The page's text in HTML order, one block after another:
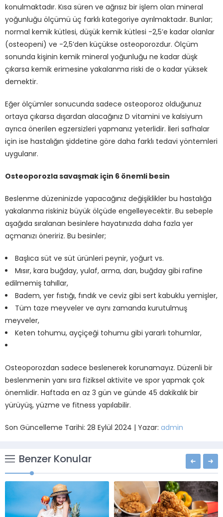
konulmaktadır. Kısa süren ve ağrısız bir işlem olan mineral
yoğunluğu ölçümü üç farklı kategoriye ayrılmaktadır. Bunlar;
normal kemik kütlesi, düşük kemik kütlesi -2,5’e kadar olanlar
(osteopeni) ve -2,5’den küçükse osteoporozdur. Ölçüm
sonunda kişinin kemik mineral yoğunluğu ne kadar düşk
çıkarsa kemik erimesine yakalanma riski de o kadar yüksek
demektir.
Eğer ölçümler sonucunda sadece osteoporoz olduğunuz
ortaya çıkarsa dışardan alacağınız D vitamini ve kalsiyum
ayrıca önerilen egzersizleri yapmanız yeterlidir. İleri safhalar
için ise hastalığın şiddetine göre daha farklı tedavi yöntemleri
uygulanır.
Osteoporozla savaşmak için 6 önemli besin
Beslenme düzeninizde yapacağınız değişiklikler bu hastalığa
yakalanma riskiniz büyük ölçüde engelleyecektir. Bu sebeple
aşağıda sıralanan besinlere hayatınızda daha fazla yer
açmanızı öneririz. Bu besinler;
Başlıca süt ve süt ürünleri peynir, yoğurt vs.
Mısır, kara buğday, yulaf, arma, darı, buğday gibi rafine
edilmemiş tahıllar,
Badem, yer fıstığı, fındık ve ceviz gibi sert kabuklu yemişler,
Tüm taze meyveler ve aynı zamanda kurutulmuş
meyveler,
Keten tohumu, ayçiçeği tohumu gibi yararlı tohumlar,
Osteoporozdan sadece beslenerek korunamayız. Düzenli bir
beslenmenin yanı sıra fiziksel aktivite ve spor yapmak çok
önemlidir. Haftada en az 3 gün ve günde 45 dakikalık bir
yürüyüş, yüzme ve fitness yapılabilir.
Son Güncelleme Tarihi: 28 Eylül 2024 | Yazar: admin
Benzer Konular